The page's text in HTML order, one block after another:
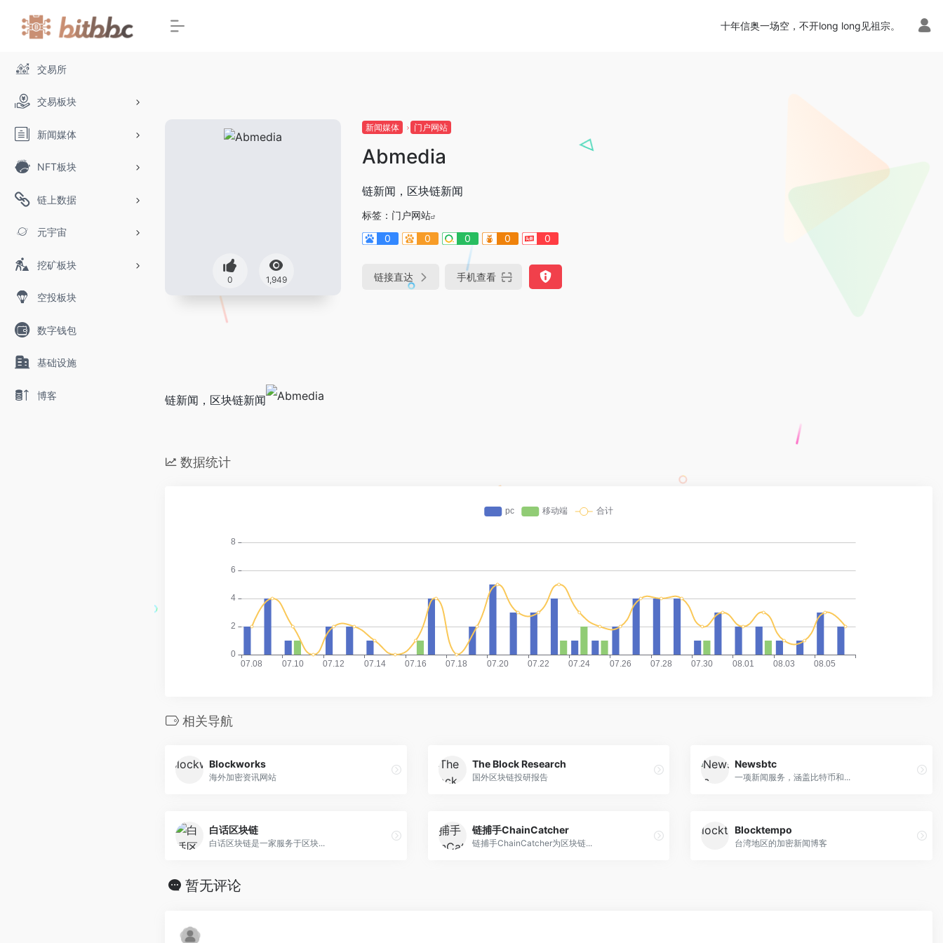
交易所
交易板块
新闻媒体
NFT板块
链上数据
元宇宙
挖矿板块
空投板块
数字钱包
基础设施
博客
十年信奥一场空，不开long long见祖宗。
0 1,949
新闻媒体 门户网站
Abmedia
链新闻，区块链新闻
标签： 门户网站
0
0 0 0 0
链接直达 手机查看
链新闻，区块链新闻
数据统计
相关导航
Blockworks
海外加密资讯网站
The Block Research
国外区块链投研报告
Newsbtc
一项新闻服务，涵盖比特币和...
白话区块链
白话区块链是一家服务于区块...
链捕手ChainCatcher
链捕手ChainCatcher为区块链...
Blocktempo
台湾地区的加密新闻博客
暂无评论